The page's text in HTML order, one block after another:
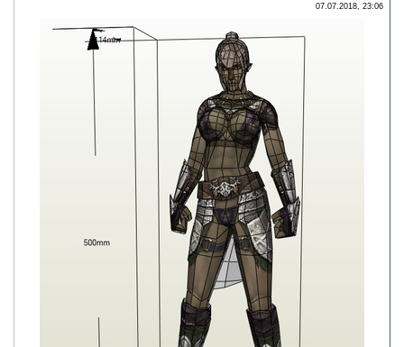
07.07.2018, 23:06